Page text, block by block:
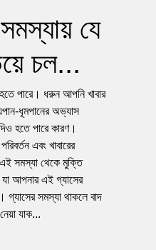
যে
চল...
হতে পারে। ধরুন আপনি খাবার
ধূমপানের অভ্যাস
হতে পারে কারণ।
এবং খাবারের
সমস্যা থেকে মুক্তি
আপনার এই গ্যাসের
গ্যাসের সমস্যা থাকলে বাদ
যাক...